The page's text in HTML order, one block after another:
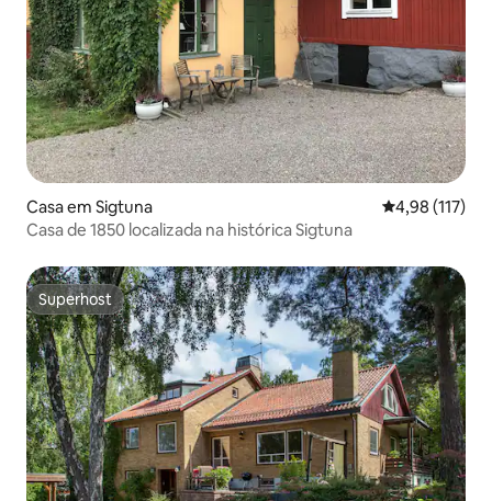
Casa em Sigtuna Classificação
4,98 (117)
Casa de 1850 localizada na histórica Sigtuna
Superhost
Superhost